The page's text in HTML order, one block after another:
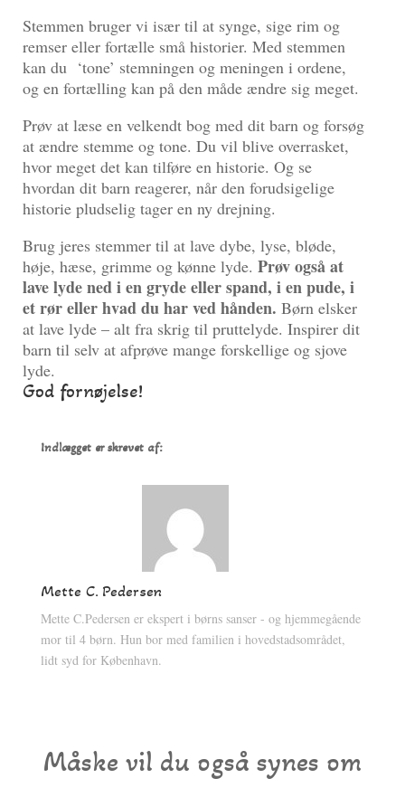
Stemmen bruger vi især til at synge, sige rim og
remser eller fortælle små historier. Med stemmen
kan du ‘tone’ stemningen og meningen i ordene,
og en fortælling kan på den måde ændre sig meget.
Prøv at læse en velkendt bog med dit barn og forsøg
at ændre stemme og tone. Du vil blive overrasket,
hvor meget det kan tilføre en historie. Og se
hvordan dit barn reagerer, når den forudsigelige
historie pludselig tager en ny drejning.
Brug jeres stemmer til at lave dybe, lyse, bløde,
høje, hæse, grimme og kønne lyde. Prøv også at
lave lyde ned i en gryde eller spand, i en pude, i
et rør eller hvad du har ved hånden. Børn elsker
at lave lyde – alt fra skrig til pruttelyde. Inspirer dit
barn til selv at afprøve mange forskellige og sjove
lyde.
God fornøjelse!
Indlægget er skrevet af:
Mette C. Pedersen
Mette C.Pedersen er ekspert i børns sanser - og hjemmegående
mor til 4 børn. Hun bor med familien i hovedstadsområdet,
lidt syd for København.
Måske vil du også synes om